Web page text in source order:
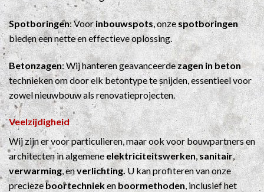
Spotboringen: Voorinbouwspots, onzespotboringen
bieden een nette en effectieve oplossing.
Betonzagen: Wij hanteren geavanceerde zagen in beton
technieken om door elk betontype te snijden, essentieel voor
zowel nieuwbouw als renovatieprojecten.
Veelzijdigheid
Wij zijn er voor particulieren, maar ook voor bouwpartners en
architecten in algemeneelektriciteitswerken,sanitair,
verwarming, enverlichting.U kan profiteren van onze
preciezeboortechniekenboormethoden, inclusief het